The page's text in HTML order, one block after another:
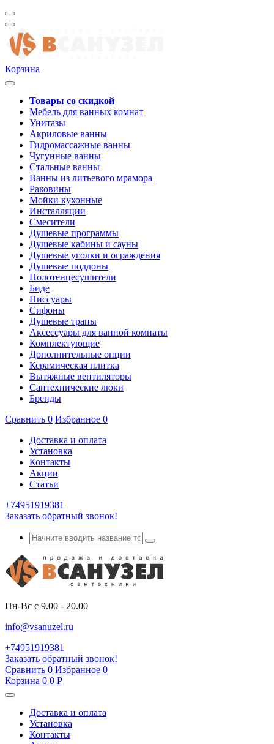
Корзина
Товары со скидкой
Мебель для ванных комнат
Унитазы
Акриловые ванны
Гидромассажные ванны
Чугунные ванны
Стальные ванны
Ванны из литьевого мрамора
Раковины
Мойки кухонные
Инсталляции
Смесители
Душевые программы
Душевые кабины и сауны
Душевые уголки и ограждения
Душевые поддоны
Полотенцесушители
Биде
Писсуары
Сифоны
Душевые трапы
Аксессуары для ванной комнаты
Комплектующие
Дополнительные опции
Керамическая плитка
Вытяжные вентиляторы
Сантехнические люки
Бренды
Сравнить 0 Избранное 0
Доставка и оплата
Установка
Контакты
Акции
Статьи
+74951919381
Заказать обратный звонок!
Пн-Вс с 9.00 - 20.00
info@vsanuzel.ru
+74951919381
Заказать обратный звонок!
Сравнить 0 Избранное 0
Корзина 0 0 Р
Доставка и оплата
Установка
Контакты